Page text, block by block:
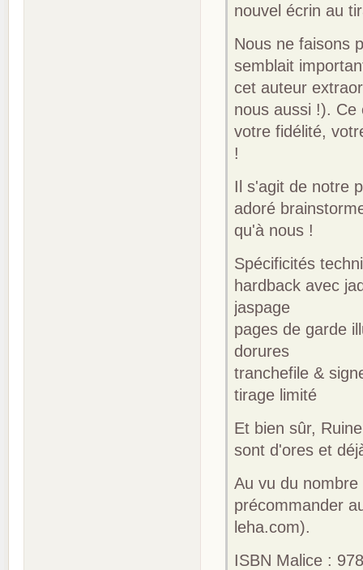
nouvel écrin au
Nous ne faisons
semblait
cet auteur
nous aussi !). Ce
votre fidélité,
!
Il s'agit de notre
adoré
qu'à nous !
Spécificités
hardback avec
jaspage
pages de garde
dorures
tranchefile &
tirage limité
Et bien sûr,
sont d'ores et
Au vu du
précommander
leha.com).
ISBN Malice :